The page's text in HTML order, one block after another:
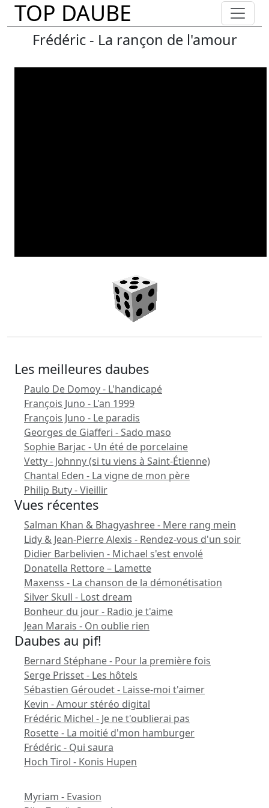
TOP DAUBE
Frédéric - La rançon de l'amour
Les meilleures daubes
Paulo De Domoy - L'handicapé
François Juno - L'an 1999
François Juno - Le paradis
Georges de Giafferi - Sado maso
Sophie Barjac - Un été de porcelaine
Vetty - Johnny (si tu viens à Saint-Étienne)
Chantal Eden - La vigne de mon père
Philip Buty - Vieillir
Vues récentes
Salman Khan & Bhagyashree - Mere rang mein
Lidy & Jean-Pierre Alexis - Rendez-vous d'un soir
Didier Barbelivien - Michael s'est envolé
Donatella Rettore – Lamette
Maxenss - La chanson de la démonétisation
Silver Skull - Lost dream
Bonheur du jour - Radio je t'aime
Jean Marais - On oublie rien
Daubes au pif!
Bernard Stéphane - Pour la première fois
Serge Prisset - Les hôtels
Sébastien Géroudet - Laisse-moi t'aimer
Kevin - Amour stéréo digital
Frédéric Michel - Je ne t'oublierai pas
Rosette - La moitié d'mon hamburger
Frédéric - Qui saura
Hoch Tirol - Konis Hupen
Myriam - Evasion